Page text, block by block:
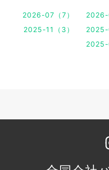
2026-07（7） 2026-
2025-11（3）
2025-
2025-